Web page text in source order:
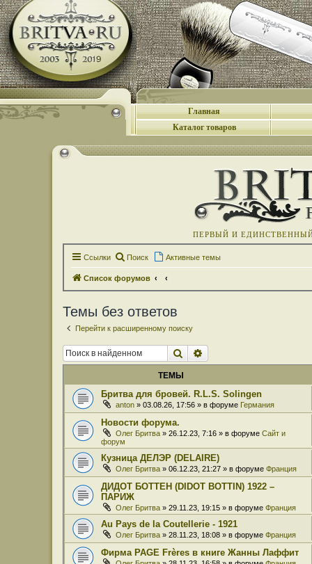
Главная
Каталог товаров
ПЕРВЫЙ И
Ссылки Поиск Активные темы
Список форумов
Темы без ответов
Перейти к расширенному поиску
Поиск
ТЕМЫ
Бритва для бровей. R.L.S. Solingen
anton » 03.08.26, 17:56 » в форуме Германия
Новости форума.
Олег Бритва » 26.12.23, 7:16 » в форуме Сайт и
форум
Кузница ДЕЛЭР (DELAIRE)
Олег Бритва » 06.12.23, 21:27 » в форуме Франция
ДИДОТ БОТТЕН (DIDOT BOTTIN) 1922 –
ПАРИЖ
Олег Бритва » 29.11.23, 19:15 » в форуме Франция
Au Pays de la Coutellerie - 1921
Олег Бритва » 28.11.23, 18:08 » в форуме Франция
Фирма PAGE Frères в книге Жанны Лаффит